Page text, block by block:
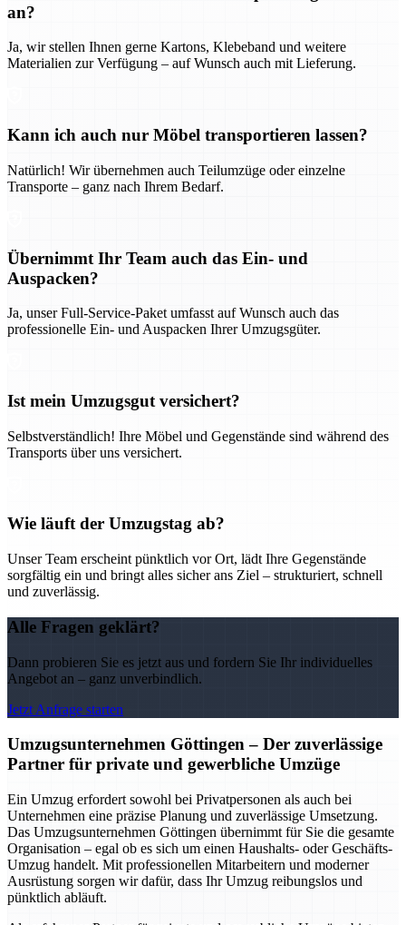
an?
Ja, wir stellen Ihnen gerne Kartons, Klebeband und weitere
Materialien zur Verfügung – auf Wunsch auch mit Lieferung.
Kann ich auch nur Möbel transportieren lassen?
Natürlich! Wir übernehmen auch Teilumzüge oder einzelne
Transporte – ganz nach Ihrem Bedarf.
Übernimmt Ihr Team auch das Ein- und
Auspacken?
Ja, unser Full-Service-Paket umfasst auf Wunsch auch das
professionelle Ein- und Auspacken Ihrer Umzugsgüter.
Ist mein Umzugsgut versichert?
Selbstverständlich! Ihre Möbel und Gegenstände sind während des
Transports über uns versichert.
Wie läuft der Umzugstag ab?
Unser Team erscheint pünktlich vor Ort, lädt Ihre Gegenstände
sorgfältig ein und bringt alles sicher ans Ziel – strukturiert, schnell
und zuverlässig.
Alle Fragen geklärt?
Dann probieren Sie es jetzt aus und fordern Sie Ihr individuelles
Angebot an – ganz unverbindlich.
Jetzt Anfrage starten
Umzugsunternehmen Göttingen – Der zuverlässige
Partner für private und gewerbliche Umzüge
Ein Umzug erfordert sowohl bei Privatpersonen als auch bei
Unternehmen eine präzise Planung und zuverlässige Umsetzung.
Das Umzugsunternehmen Göttingen übernimmt für Sie die gesamte
Organisation – egal ob es sich um einen Haushalts- oder Geschäfts-
Umzug handelt. Mit professionellen Mitarbeitern und moderner
Ausrüstung sorgen wir dafür, dass Ihr Umzug reibungslos und
pünktlich abläuft.